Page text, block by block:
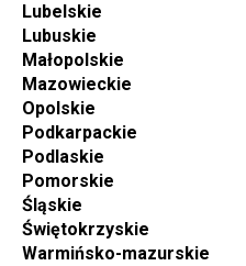
Lubelskie
Lubuskie
Małopolskie
Mazowieckie
Opolskie
Podkarpackie
Podlaskie
Pomorskie
Śląskie
Świętokrzyskie
Warmińsko-mazurskie